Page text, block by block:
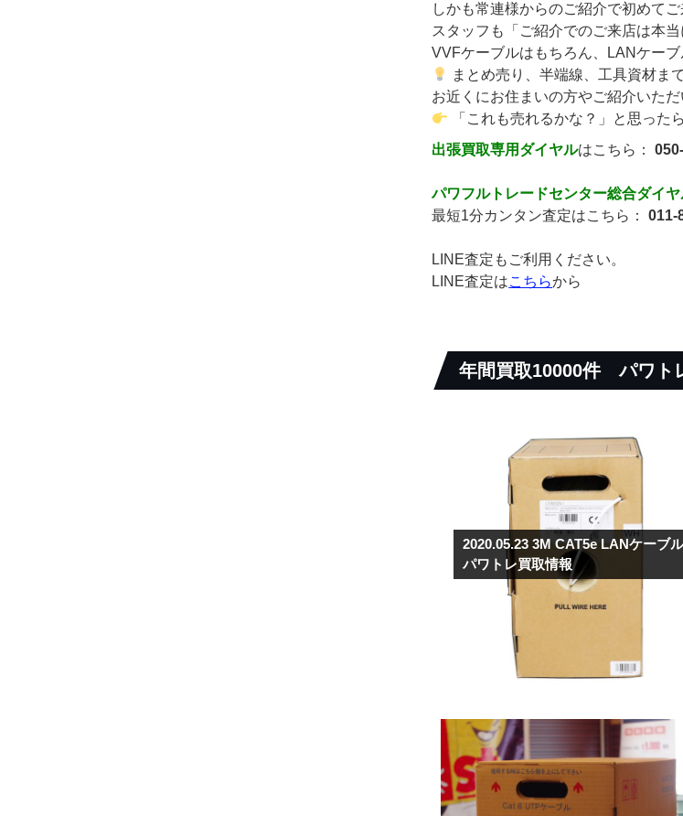
しかも常連様からのご紹介で初めて
スタッフも「ご紹介でのご来店は本
VVFケーブルはもちろん、LANケー
まとめ売り、半端線、工具資材ま
お近くにお住まいの方やご紹介いた
「これも売れるかな？」と思った
出張買取専用ダイヤルはこちら：
パワフルトレードセンター総合ダイヤ
最短1分カンタン査定はこちら：011-
LINE査定もご利用ください。
LINE査定はこちらから
年間買取10000件パワト
2020.05.233M CAT5e LANケーブ
パワトレ買取情報